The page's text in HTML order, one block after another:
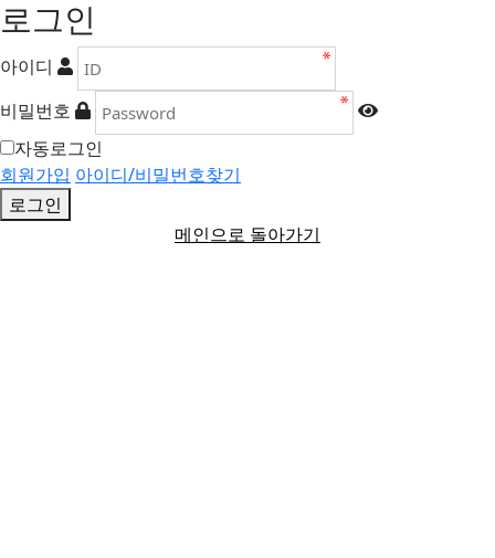
로그인
아이디
비밀번호
자동로그인
회원가입 아이디/비밀번호찾기
로그인
메인으로 돌아가기